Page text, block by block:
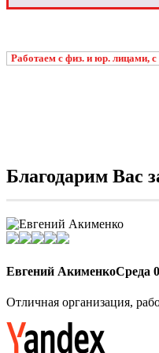
Работаем с физ. и юр. лицами,
Благодарим Вас
Евгений АкименкоСреда
Отличная организация,